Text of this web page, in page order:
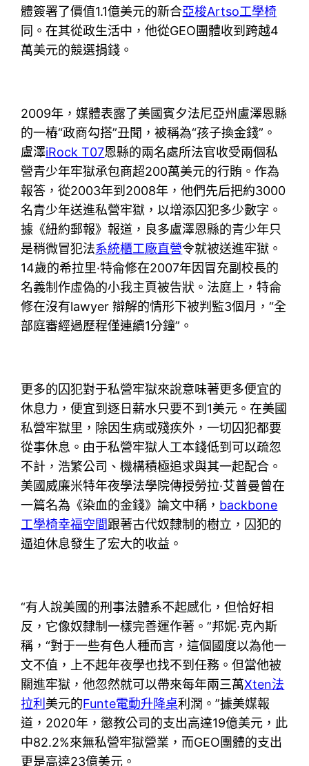
體簽署了價值1.1億美元的新合亞梭Artso工學椅
同。在其從政生活中，他從GEO團體收到跨越4
萬美元的競選捐錢。
2009年，媒體表露了美國賓夕法尼亞州盧澤恩縣
的一樁“政商勾搭”丑聞，被稱為“孩子換金錢”。
盧澤iRock T07恩縣的兩名處所法官收受兩個私
營青少年牢獄承包商超200萬美元的行賄。作為
報答，從2003年到2008年，他們先后把約3000
名青少年送進私營牢獄，以增添囚犯多少數字。
據《紐約郵報》報道，良多盧澤恩縣的青少年只
是稍微冒犯法系統櫃工廠直營令就被送進牢獄。
14歲的希拉里·特侖修在2007年因冒充副校長的
名義制作虛偽的小我主頁被告狀。法庭上，特侖
修在沒有lawyer 辯解的情形下被判監3個月，“全
部庭審經過歷程僅連續1分鐘”。
更多的囚犯對于私營牢獄來說意味著更多便宜的
休息力，便宜到逐日薪水只要不到1美元。在美國
私營牢獄里，除因生病或殘疾外，一切囚犯都要
從事休息。由于私營牢獄人工本錢低到可以疏忽
不計，浩繁公司、機構積極追求與其一起配合。
美國威廉米特年夜學法學院傳授勞拉·艾普曼曾在
一篇名為《染血的金錢》論文中稱， backbone
工學椅幸福空間跟著古代奴隸制的樹立，囚犯的
逼迫休息發生了宏大的收益。
“有人說美國的刑事法體系不起感化，但恰好相
反，它像奴隸制一樣完善運作著。”邦妮·克內斯
稱，“對于一些有色人種而言，這個國度以為他一
文不值，上不起年夜學也找不到任務。但當他被
關進牢獄，他忽然就可以帶來每年兩三萬Xten法
拉利 美元的Funte電動升降桌利潤。”據美媒報
道，2020年，懲教公司的支出高達19億美元，此
中82.2%來無私營牢獄營業，而GEO團體的支出
更是高達23億美元。